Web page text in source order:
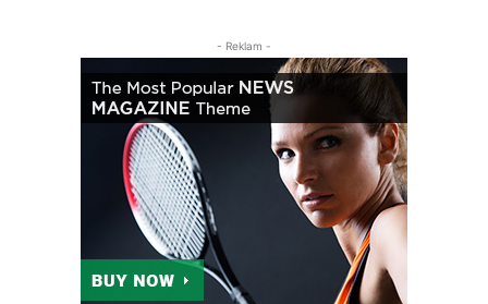
- Reklam -